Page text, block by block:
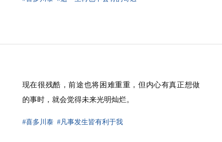
现在很残酷，前途也将困难重重，但内心有真正想做
的事时，就会觉得未来光明灿烂。
#喜多川泰 #凡事发生皆有利于我